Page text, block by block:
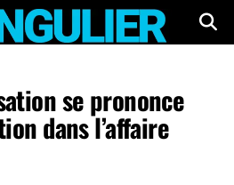
se prononce
dans l’affaire